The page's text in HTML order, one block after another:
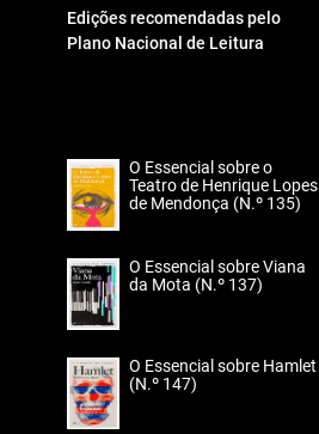
Edições recomendadas pelo
Plano Nacional de Leitura
O Essencial sobre o
Teatro de Henrique Lopes
de Mendonça (N.º 135)
O Essencial sobre Viana
da Mota (N.º 137)
O Essencial sobre Hamlet
(N.º 147)